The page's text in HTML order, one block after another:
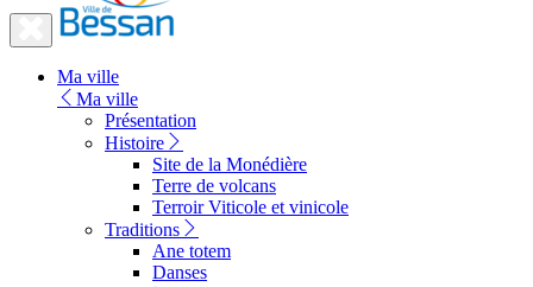
Fermer
vers
Ma ville
Ma ville
Présentation
Histoire
Site de la Monédière
Terre de volcans
Terroir Viticole et vinicole
Traditions
Ane totem
Danses